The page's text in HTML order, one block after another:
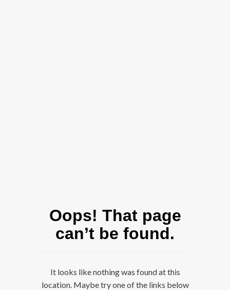
Oops! That page
can’t be found.
It looks like nothing was found at this
location. Maybe try one of the links below